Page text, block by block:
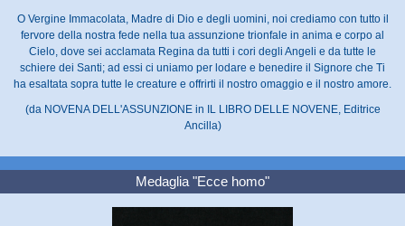
O Vergine Immacolata, Madre di Dio e degli uomini, noi crediamo con tutto il
fervore della nostra fede nella tua assunzione trionfale in anima e corpo al
Cielo, dove sei acclamata Regina da tutti i cori degli Angeli e da tutte le
schiere dei Santi; ad essi ci uniamo per lodare e benedire il Signore che Ti
ha esaltata sopra tutte le creature e offrirti il nostro omaggio e il nostro amore.
(da NOVENA DELL'ASSUNZIONE in IL LIBRO DELLE NOVENE, Editrice
Ancilla)
Medaglia "Ecce homo"